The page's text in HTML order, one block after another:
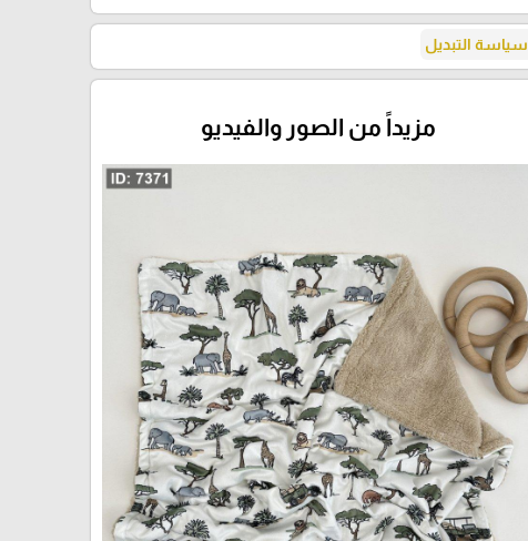
سياسة التبديل
مزيداً من الصور والفيديو